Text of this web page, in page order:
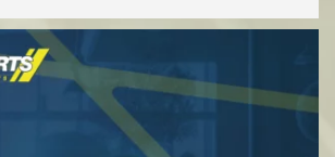
SELECCIONAR OPCIONES